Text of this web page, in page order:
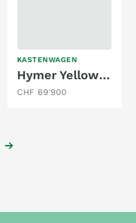
KASTENWAGEN
Hymer Yellowstone
CHF 69'900